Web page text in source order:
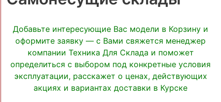
Добавьте интересующие Вас модели в Корзину и
оформите заявку — с Вами свяжется менеджер
компании Техника Для Склада и поможет
определиться с выбором под конкретные условия
эксплуатации, расскажет о ценах, действующих
акциях и вариантах доставки в Курске